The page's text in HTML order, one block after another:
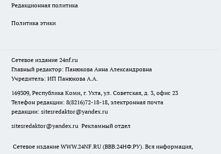
Редакционная политика
Политика этики
Сетевое издание 24nf.ru
Главный редактор: Панюкова Анна Александровна
Учредитель: ИП Панюкова А.А.
169309, Республика Коми, г. Ухта, ул. Советская, д. 3, офис 23
Телефон редакции: 8(8216)72-18-18, электронная почта
редакции: sitesredaktor@yandex.ru
sitesredaktor@yandex.ru Рекламный отдел
Сетевое издание WWW.24NF.RU (ВВВ.24НФ.РУ). Вся информация,